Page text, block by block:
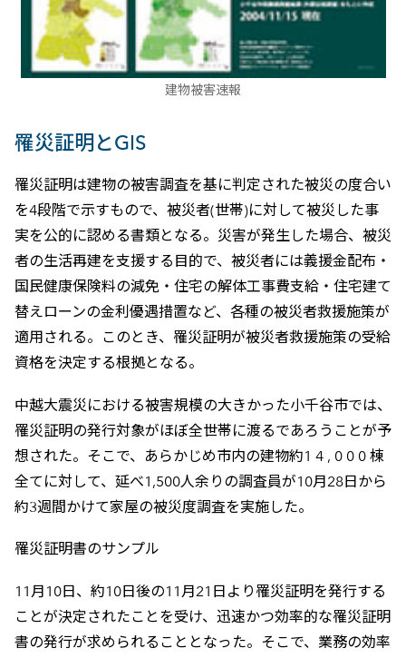
建物被害速報
罹災証明とGIS
罹災証明は建物の被害調査を基に判定された被災の度合い
を4段階で示すもので、被災者(世帯)に対して被災した事
実を公的に認める書類となる。災害が発生した場合、被災
者の生活再建を支援する目的で、被災者には義援金配布・
国民健康保険料の減免・住宅の解体工事費支給・住宅建て
替えローンの金利優遇措置など、各種の被災者救援施策が
適用される。このとき、罹災証明が被災者救援施策の受給
資格を決定する根拠となる。
中越大震災における被害規模の大きかった小千谷市では、
罹災証明の発行対象がほぼ全世帯に渡るであろうことが予
想された。そこで、あらかじめ市内の建物約1 4 , 0 0 0 棟
全てに対して、延べ1,500人余りの調査員が10月28日から
約3週間かけて家屋の被災度調査を実施した。
罹災証明書のサンプル
11月10日、約10日後の11月21日より罹災証明を発行する
ことが決定されたことを受け、迅速かつ効率的な罹災証明
書の発行が求められることとなった。そこで、業務の効率